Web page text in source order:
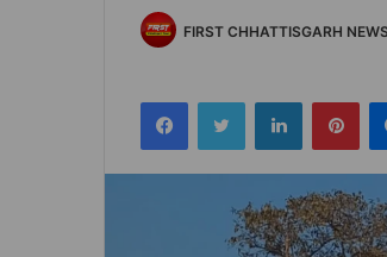
FIRST CHHATTISGARH NEWS
FacebookTwitter LinkedIn